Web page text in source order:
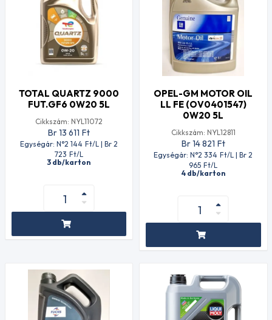
TOTAL QUARTZ 9000
FUT.GF6 0W20 5L
Cikkszám: NYL11072
Br 13 611 Ft
Egységár: N°2 144 Ft/L | Br 2
723 Ft/L
3 db/karton
OPEL-GM MOTOR OIL
LL FE (OV0401547)
0W20 5L
Cikkszám: NYL12811
Br 14 821 Ft
Egységár: N°2 334 Ft/L | Br 2
965 Ft/L
4 db/karton